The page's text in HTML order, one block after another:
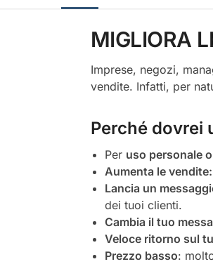
MIGLIORA
Imprese, negozi,
vendite. Infatti, per
Perché dovrei
Per uso personale
Aumenta le vendite:
Lancia un
dei tuoi clienti.
Cambia il tuo
Veloce ritorno sul
Prezzo basso: